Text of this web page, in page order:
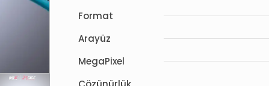
Format
Arayüz
MegaPixel